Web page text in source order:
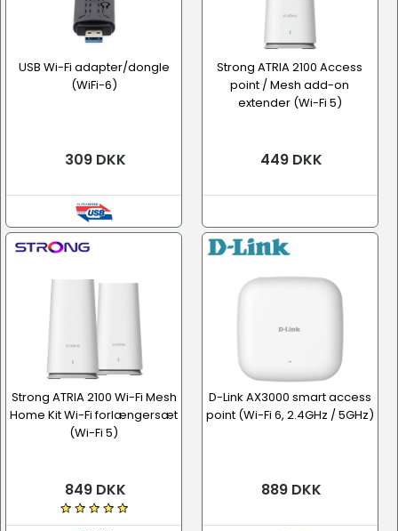
USB Wi-Fi adapter/dongle
(WiFi-6)
309 DKK
Strong ATRIA 2100 Access
point / Mesh add-on
extender (Wi-Fi 5)
449 DKK
Strong ATRIA 2100 Wi-Fi Mesh
Home Kit Wi-Fi forlængersæt
(Wi-Fi 5)
849 DKK
D-Link AX3000 smart access
point (Wi-Fi 6, 2.4GHz / 5GHz)
889 DKK